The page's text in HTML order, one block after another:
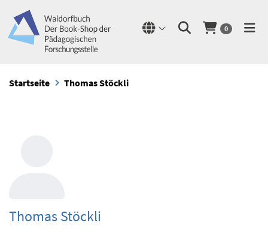
0
Startseite Thomas Stöckli
Thomas Stöckli